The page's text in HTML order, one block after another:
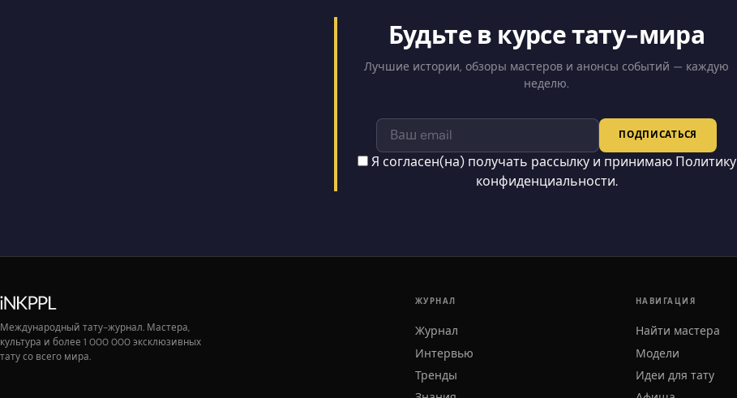
Будьте в курсе тату-мира
Лучшие истории, обзоры мастеров и анонсы событий — каждую
неделю.
ПОДПИСАТЬСЯ
Я согласен(на) получать рассылку и принимаю Политику
конфиденциальности.
Международный тату-журнал. Мастера,
культура и более 1 000 000 эксклюзивных
тату со всего мира.
ЖУРНАЛ
Журнал
Интервью
Тренды
НАВИГАЦИЯ
Найти мастера
Модели
Идеи для тату